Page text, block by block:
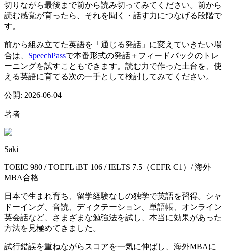
切りながら最後まで前から読み切ってみてください。前から
読む感覚が育ったら、それを聞く・話す力につなげる段階で
す。
前から組み立てた英語を「通じる発話」に変えていきたい場
合は、 SpeechPassで本番形式の発話＋フィードバックのトレ
ーニングを試すこともできます。読む力で作った土台を、使
える英語に育てる次の一手として検討してみてください。
公開: 2026-06-04
著者
Saki
TOEIC 980 / TOEFL iBT 106 / IELTS 7.5（CEFR C1）/ 海外
MBA合格
日本で生まれ育ち、留学経験なしの独学で英語を習得。シャ
ドーイング、音読、ディクテーション、単語帳、オンライン
英会話など、さまざまな勉強法を試し、本当に効果があった
方法を見極めてきました。
試行錯誤を重ねながらスコアを一気に伸ばし、海外MBAに